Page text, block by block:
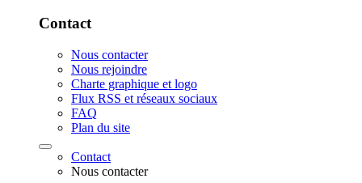
Contact
Nous contacter
Nous rejoindre
Charte graphique et logo
Flux RSS et réseaux sociaux
FAQ
Plan du site
Contact
Nous contacter